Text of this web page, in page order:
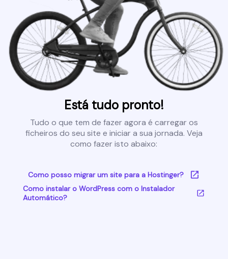
Está tudo pronto!
Tudo o que tem de fazer agora é carregar os
ficheiros do seu site e iniciar a sua jornada. Veja
como fazer isto abaixo:
Como posso migrar um site para a Hostinger?
Como instalar o WordPress com o Instalador
Automático?